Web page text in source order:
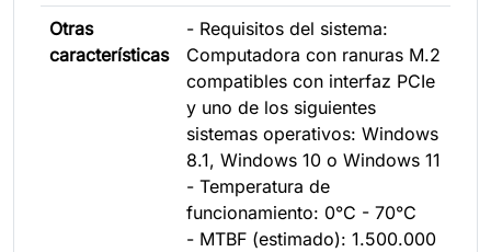
Otras
características
- Requisitos del sistema:
Computadora con ranuras M.2
compatibles con interfaz PCIe
y uno de los siguientes
sistemas operativos: Windows
8.1, Windows 10 o Windows 11
- Temperatura de
funcionamiento: 0°C - 70°C
- MTBF (estimado): 1.500.000